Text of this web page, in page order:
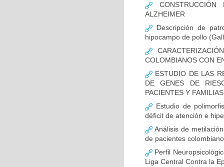
ALZHEIMER
Descripción de
hipocampo de pollo
COLOMBIANOS CON
ESTUDIO DE LAS
DE GENES DE
PACIENTES Y
Estudio de
déficit de atención e
Análisis de
de pacientes
Perfil
Liga Central Contra la